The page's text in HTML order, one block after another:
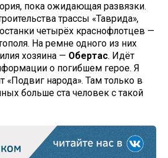
пока ожидающая развязки.
трассы «Таврида»,
четырёх краснофлотцев —
На ремне одного из них
хозяина — Обертас. Идёт
о погибшем герое. Я
«Подвиг народа». Там только в
больше ста человек с такой